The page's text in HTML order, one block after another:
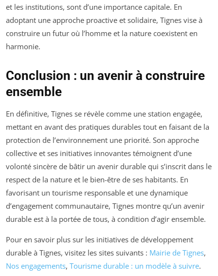
et les institutions, sont d’une importance capitale. En
adoptant une approche proactive et solidaire, Tignes vise à
construire un futur où l’homme et la nature coexistent en
harmonie.
Conclusion : un avenir à construire
ensemble
En définitive, Tignes se révèle comme une station engagée,
mettant en avant des pratiques durables tout en faisant de la
protection de l’environnement une priorité. Son approche
collective et ses initiatives innovantes témoignent d’une
volonté sincère de bâtir un avenir durable qui s’inscrit dans le
respect de la nature et le bien-être de ses habitants. En
favorisant un tourisme responsable et une dynamique
d’engagement communautaire, Tignes montre qu’un avenir
durable est à la portée de tous, à condition d’agir ensemble.
Pour en savoir plus sur les initiatives de développement
durable à Tignes, visitez les sites suivants : Mairie de Tignes,
Nos engagements, Tourisme durable : un modèle à suivre.